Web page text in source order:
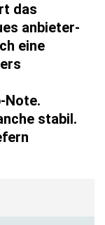
das
anbieter­
eine
Note.
stabil.